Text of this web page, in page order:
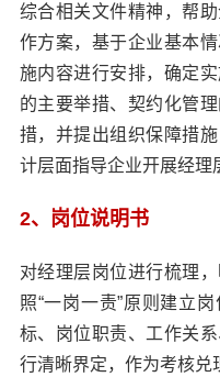
综合相关文件精神，帮
作方案，基于企业基本
施内容进行安排，确定
的主要举措、契约化管
措，并提出组织保障措
计层面指导企业开展经理
2、岗位说明书
对经理层岗位进行梳理
照“一岗一责”原则建立
标、岗位职责、工作关
行清晰界定，作为考核兑